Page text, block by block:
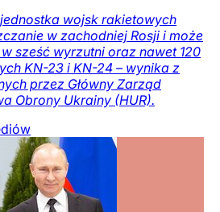
wojsk rakietowych
w zachodniej Rosji i może
sześć wyrzutni oraz nawet 120
KN-23 i KN-24 – wynika z
przez Główny Zarząd
Obrony Ukrainy (HUR).